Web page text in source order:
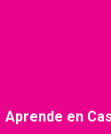
Aprende en